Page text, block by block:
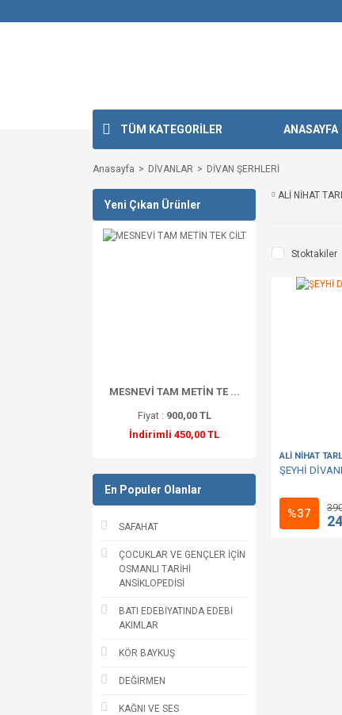
TÜM KATEGORİLER ANASAYFA
Anasayfa DİVANLAR DİVAN ŞERHLERİ
Yeni Çıkan Ürünler
MESNEVİ TAM METİN TE ...
Fiyat : 900,00 TL
İndirimli 450,00 TL
En Populer Olanlar
SAFAHAT
ÇOCUKLAR VE GENÇLER İÇİN
OSMANLI TARİHİ
ANSİKLOPEDİSİ
BATI EDEBİYATINDA EDEBİ
AKIMLAR
KÖR BAYKUŞ
DEĞİRMEN
KAĞNI VE SES
ALİ NİHAT
Stoktakiler
ALİ NİHAT
ŞEYHİ
%37